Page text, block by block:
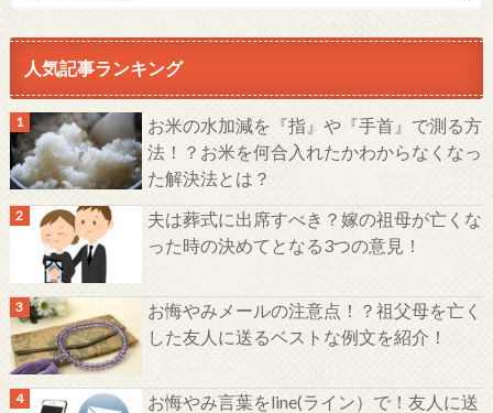
人気記事ランキング
お米の水加減を『指』や『手首』で測る方
法！？お米を何合入れたかわからなくなっ
た解決法とは？
夫は葬式に出席すべき？嫁の祖母が亡くな
った時の決めてとなる3つの意見！
お悔やみメールの注意点！？祖父母を亡く
した友人に送るベストな例文を紹介！
お悔やみ言葉をline(ライン）で！友人に送